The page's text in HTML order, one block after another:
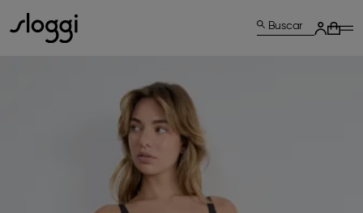
Buscar